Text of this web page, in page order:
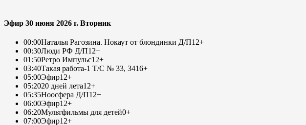
Эфир 30 июня 2026 г. Вторник
00:00Наталья Рагозина. Нокаут от блондинки Д/П12+
00:30Люди РФ Д/П12+
01:50Ретро Импульс12+
03:40Такая работа-1 Т/С № 33, 3416+
05:00Эфир12+
05:2020 дней лета12+
05:35Ноосфера Д/П12+
06:00Эфир12+
06:20Мультфильмы для детей0+
07:00Эфир12+